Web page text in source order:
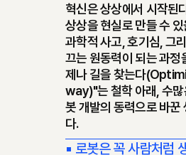
혁신은 상상에서 시작된
상상을 현실로 만들 수
과학적 사고, 호기심, 그
끄는 원동력이 되는 과정
제나 길을 찾는다
way)"는 철학 아래, 수많
봇 개발의 동력으로 바꾼
다.
▪ 로봇은 꼭 사람처럼